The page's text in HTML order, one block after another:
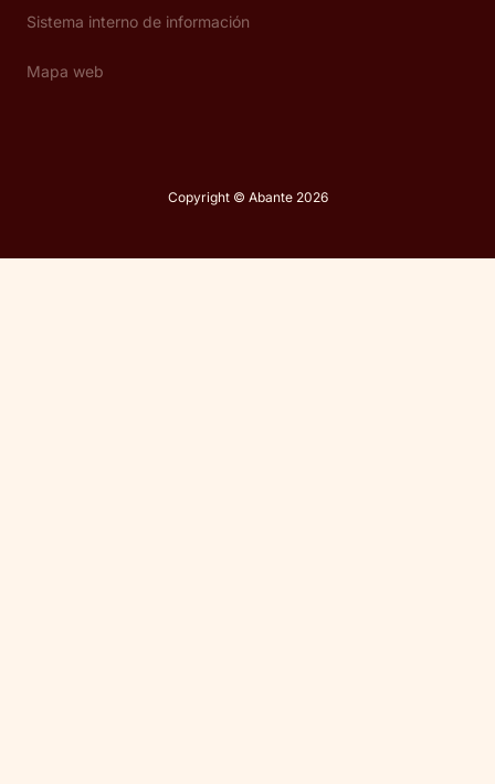
Sistema interno de información
Mapa web
Copyright © Abante 2026